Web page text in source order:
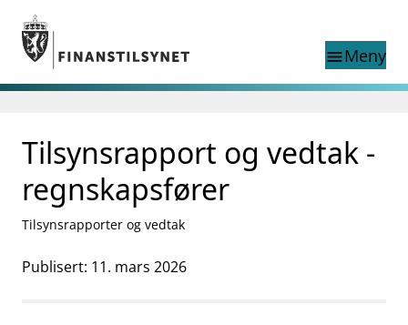
Gå til hovedinnhold
Gå til søkesiden
menuMeny
nettstedet
language
English
exist in English
English home page
Tilsyn
Aktuelt
Finanstilsynets registre
Tilsynsrapport og vedtak -
regnskapsfører
Tilsynsrapporter og vedtak
Publisert: 11. mars 2026